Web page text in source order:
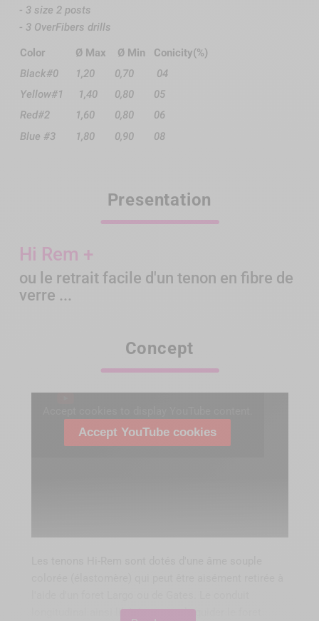
- 3 size 2 posts
- 3 OverFibers drills
Color
Ø Max Ø Min
Conicity(%)
Black#0
1,20 0,70
04
Yellow#1
1,40 0,80
05
Red#2
1,60 0,80
06
Blue #3
1,80 0,90 08
Presentation
Hi Rem +
ou le retrait facile d'un tenon en fibre de
verre ...
Concept
Accept YouTube cookies
longitudinal ainsi libéré permet de guider le foret